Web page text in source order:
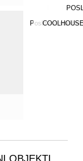
Poslovno
SKB
Poslovna stavba
OBJEKTI